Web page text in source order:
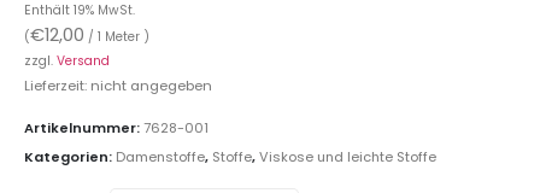
Enthält 19% MwSt.
(€12,00 / 1 Meter )
zzgl. Versand
Lieferzeit: nicht angegeben
Artikelnummer:7628-001
Kategorien: Damenstoffe, Stoffe,Viskose und leichte Stoffe